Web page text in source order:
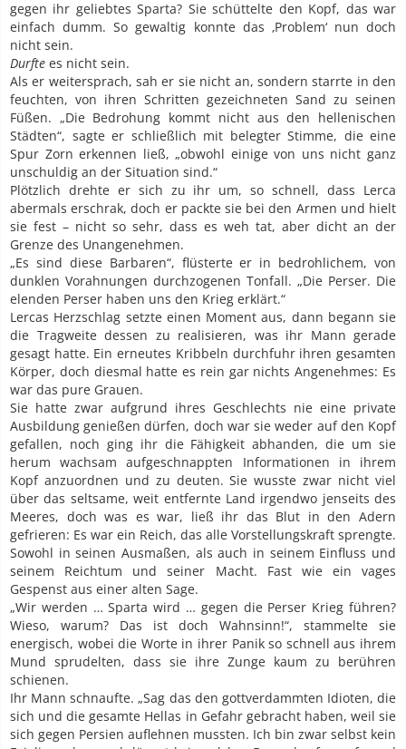
gegen ihr geliebtes Sparta? Sie schüttelte den Kopf, das war
einfach dumm. So gewaltig konnte das ‚Problem‘ nun doch
nicht sein.
Durfte es nicht sein.
Als er weitersprach, sah er sie nicht an, sondern starrte in den
feuchten, von ihren Schritten gezeichneten Sand zu seinen
Füßen. „Die Bedrohung kommt nicht aus den hellenischen
Städten“, sagte er schließlich mit belegter Stimme, die eine
Spur Zorn erkennen ließ, „obwohl einige von uns nicht ganz
unschuldig an der Situation sind.“
Plötzlich drehte er sich zu ihr um, so schnell, dass Lerca
abermals erschrak, doch er packte sie bei den Armen und hielt
sie fest – nicht so sehr, dass es weh tat, aber dicht an der
Grenze des Unangenehmen.
„Es sind diese Barbaren“, flüsterte er in bedrohlichem, von
dunklen Vorahnungen durchzogenen Tonfall. „Die Perser. Die
elenden Perser haben uns den Krieg erklärt.“
Lercas Herzschlag setzte einen Moment aus, dann begann sie
die Tragweite dessen zu realisieren, was ihr Mann gerade
gesagt hatte. Ein erneutes Kribbeln durchfuhr ihren gesamten
Körper, doch diesmal hatte es rein gar nichts Angenehmes: Es
war das pure Grauen.
Sie hatte zwar aufgrund ihres Geschlechts nie eine private
Ausbildung genießen dürfen, doch war sie weder auf den Kopf
gefallen, noch ging ihr die Fähigkeit abhanden, die um sie
herum wachsam aufgeschnappten Informationen in ihrem
Kopf anzuordnen und zu deuten. Sie wusste zwar nicht viel
über das seltsame, weit entfernte Land irgendwo jenseits des
Meeres, doch was es war, ließ ihr das Blut in den Adern
gefrieren: Es war ein Reich, das alle Vorstellungskraft sprengte.
Sowohl in seinen Ausmaßen, als auch in seinem Einfluss und
seinem Reichtum und seiner Macht. Fast wie ein vages
Gespenst aus einer alten Sage.
„Wir werden … Sparta wird … gegen die Perser Krieg führen?
Wieso, warum? Das ist doch Wahnsinn!“, stammelte sie
energisch, wobei die Worte in ihrer Panik so schnell aus ihrem
Mund sprudelten, dass sie ihre Zunge kaum zu berühren
schienen.
Ihr Mann schnaufte. „Sag das den gottverdammten Idioten, die
sich und die gesamte Hellas in Gefahr gebracht haben, weil sie
sich gegen Persien auflehnen mussten. Ich bin zwar selbst kein